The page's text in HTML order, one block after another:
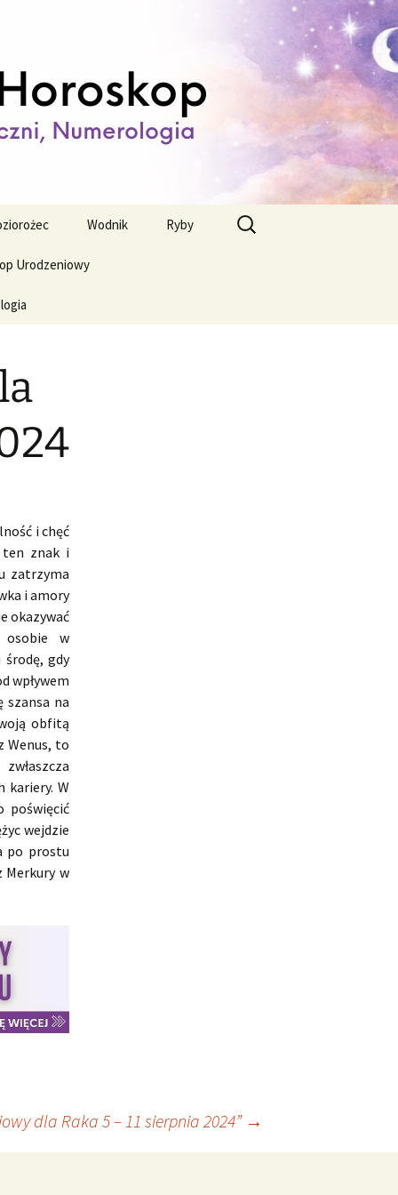
Wodnik Ryby
Urodzeniowy
Szukaj:
i chęć
ten znak i
zatrzyma
i amory
okazywać
osobie w
środę, gdy
wpływem
szansa na
obfitą
Wenus, to
kariery. W
poświęcić
wejdzie
po prostu
Merkury w
dla Raka 5 – 11 sierpnia 2024” →